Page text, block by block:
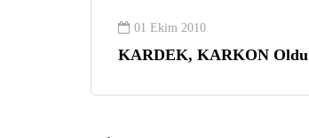
01 Ekim 2010
KARDEK, KARKON Oldu